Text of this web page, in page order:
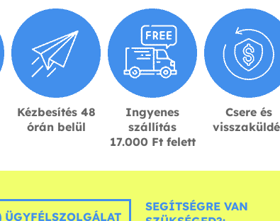
Kézbesítés 48
órán belül
Ingyenes
szállítás
17.000 Ft felett
Csere és
ÜGYFÉLSZOLGÁLAT
SEGÍTSÉGRE VAN